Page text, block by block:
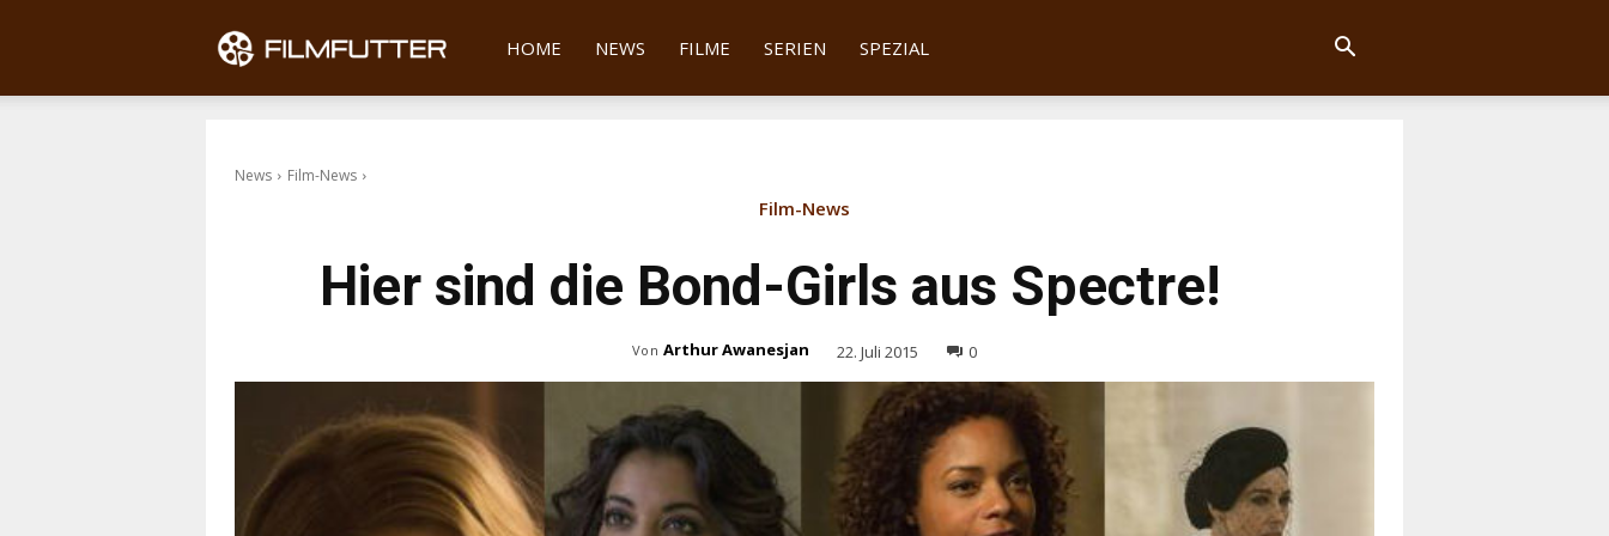
Filmfutter
HOME NEWS FILME SERIEN SPEZIAL
News Film-News
Film-News
Hier sind die Bond-Girls aus Spectre!
Von Arthur Awanesjan 22. Juli 2015 0